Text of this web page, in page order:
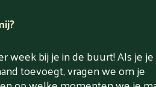
week bij je in de buurt! Als je je
toevoegt, vragen we om je